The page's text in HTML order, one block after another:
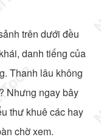
trên dưới đều
danh tiếng của
Thanh lâu không
Nhưng ngay bây
thư khuê các hay
chờ xem.